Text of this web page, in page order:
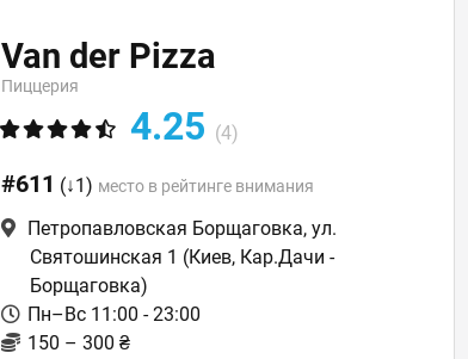
Van der Pizza
Пиццерия
4.25 (4)
#611 (↓1) место в рейтинге внимания
Петропавловская Борщаговка, ул.
Святошинская 1 (Киев, Кар.Дачи -
Борщаговка)
Пн–Вс 11:00 - 23:00
150 – 300 ₴